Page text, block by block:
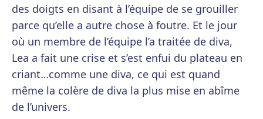
des doigts en disant à l’équipe de se grouiller
parce qu’elle a autre chose à foutre. Et le jour
où un membre de l’équipe l’a traitée de diva,
Lea a fait une crise et s’est enfui du plateau en
criant…comme une diva, ce qui est quand
même la colère de diva la plus mise en abîme
de l’univers.